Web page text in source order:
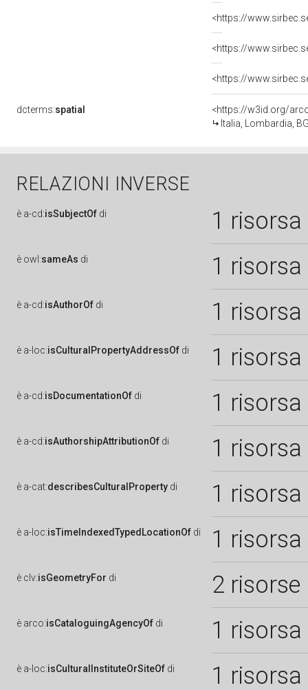
dcterms:spatial
<https://w3id.org/
Italia, Lombardia,
RELAZIONI INVERSE
è a-cd:isSubjectOf di 1 risorsa
è owl:sameAs di 1 risorsa
è a-cd:isAuthorOf di 1 risorsa
è a-loc:isCulturalPropertyAddressOf di 1 risorsa
è a-cd:isDocumentationOf di 1 risorsa
è a-cd:isAuthorshipAttributionOf di 1 risorsa
è a-cat:describesCulturalProperty di 1 risorsa
è a-loc:isTimeIndexedTypedLocationOf di 1 risorsa
è clv:isGeometryFor di 2 risorse
è arco:isCataloguingAgencyOf di 1 risorsa
è a-loc:isCulturalInstituteOrSiteOf di 1 risorsa